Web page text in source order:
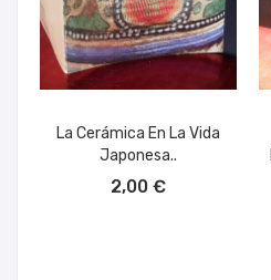
La Cerámica En La Vida
Japonesa..
2,00 €